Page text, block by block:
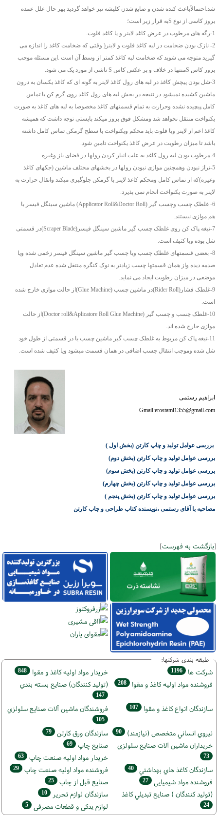
شد.احتمالاًباعث کنده شدن و ضایع شدن کلیشه نیز خواهد گردید بهر حال علل عمده
بروز کاسی از نوع Sبه قرار زیر است؛
1-رگه های مرطوب در عرض کاغذ لاینر و یا کاغذ فلوت.
2- نازک بودن ضخامت در لبه کاغذ فلوت و لاینر( وقتی که ضخامت کاغذ را اندازه می
گیرید متوجه می شوید که ضخامت لبه کاغذ کمتر از وسط آن است .این مسئله موجب
برور کاس Sمنتها در خلاف و بر عکس کاس S ناشی از مورد یک می شود.
3-شل بودن پیچش کاغذ در لبه های رول کاغذ لاینر به گونه ای که کاغذ یکسان به درون
ماشین کشیده نمیشود در نتیجه در بخش لبه های رول کاغذ روی گرم کن با تماس
کامل پیچیده نشده وحرارت به تمام قسمتهای کاغذ مخصوصا به لبه های کاغذ به صورت
یکنواخت منتقل نخواهد شد ومشکل فوق بروز میکند بایستی توجه داشت که همیشه
کاغذ اعم از لاینر ویا فلوت باید محکم ویکنواخت با سطح گرمکن تماس کامل داشته
باشد تا میزان رطوبت در عرض کاغذ یکنواخت تامین شود.
4-مرطوب بودن لبه رول کاغذ به علت انبار کردن رولها در فضای باز وغیره.
5-تراز نبودن وهمچنین موازی نبودن رولها در بخشهای مختلف ماشین (جکهای کاغذ
وغیره)که از تماس کامل ومحکم کاغذ لاینر با گرمکن جلوگیری میکند واتقال حرارت به
لاینر به صورت یکنواخت انجام نمی پذیرد.
6- غلطک چسب وچسب گیر (Applicator Roll&Doctor Roll) ماشین سینگل فیسر با
هم موازی نیستند.
7-تیغه پاک کن روی غلطک چسب گیر ماشین سینگل فیسر(Scraper Blade)در قسمتی
شل بوده ویا کثیف است.
8- بعضی قسمتهای غلطک چسب ویا چسب گیر ماشین سینگل فیسر زخمی شده ویا
صدمه دیده واز همان قسمتها چسب زیادتر به نوک کنگره منتقل شده عدم تعادل
موضعی در میزان رطوبت ایجاد می نماید.
9-غلطک فشار(Rider Roll)در ماشین چسب (Glue Machine)از حالت موازی خارج شده
است.
10-غلطک چسب و چسب گیر (Doctor roll&Aplicatore Roll Glue Machine)از حالت
موازی خارج شده اند.
11-تیغه پاک کن مربوط به غلطک چسب گیر ماشین چسب یا در قسمتی از طول خود
شل شده وموجب انتقال چسب اضافی در همان قسمت میشود ویا کثیف شده است.
ابراهیم رستمی
Gmail:erostami1355@gmail.com
بررسی عوامل تولید و چاپ کارتن (بخش اول )
بررسی عوامل تولید و چاپ کارتن (بخش دوم)
بررسی عوامل تولید و چاپ کارتن (بخش سوم)
بررسی عوامل تولید و چاپ کارتن (بخش چهارم)
بررسی عوامل تولید و چاپ کارتن (بخش پنجم )
مصاحبه با آقای رستمی ،نویسنده کتاب طراحی و چاپ کارتن
[بازگشت به فهرست]
طبقه بندی شرکتها:
شركت ها 1196 خريدار مواد اوليه كاغذ و مقوا 848
فروشنده مواد اوليه كاغذ و مقوا 208 (تولید كنندگان) صنايع بسته بندي
147
سازندگان انواع کاغذ و مقوا 107 فروشندگان ماشين آلات صنايع سلولزي
105
نيروي انساني متخصص (نیازمند) 90 سازندگان ورق كارتن 79
خریداران ماشين آلات صنايع سلولزي
73
صنايع چاپ 69
خريدار مواد اوليه صنعت چاپ 63
سازندگان كاغذ هاي بهداشتي 40 فروشنده مواد اوليه صنعت چاپ 29
فروشنده مواد شیمیایی 27 صنايع قبل از چاپ 25
(تولید كنندگان ) صنايع تبديلي كاغذ
24
سازندگان لوازم تحریر 10
لوازم یدکی و قطعات مصرفی 5